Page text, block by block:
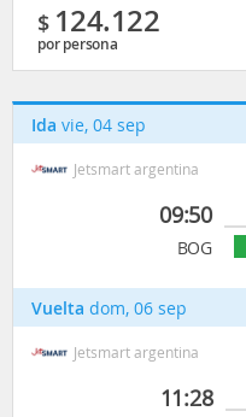
$ 124.122
por persona
Ida vie, 04 sep
Jetsmart argentina
09:50
BOG
Vuelta dom, 06 sep
Jetsmart argentina
11:28